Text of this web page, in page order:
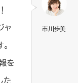
ャ
を
た